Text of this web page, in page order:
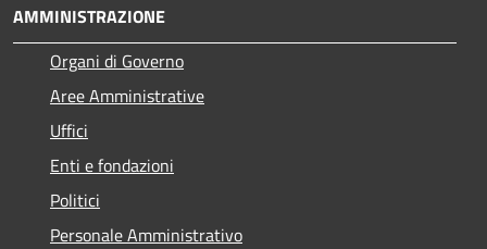
AMMINISTRAZIONE
Organi di Governo
Aree Amministrative
Uffici
Enti e fondazioni
Politici
Personale Amministrativo